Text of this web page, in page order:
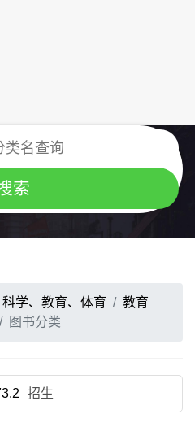
学、教育、体育
教育
图书分类
招生